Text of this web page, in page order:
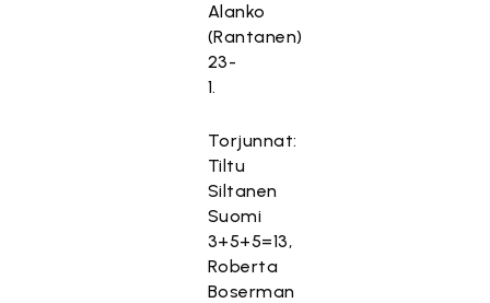
Alanko
(Rantanen)
23-
1.
Torjunnat:
Tiltu
Siltanen
Suomi
3+5+5=13,
Roberta
Boserman